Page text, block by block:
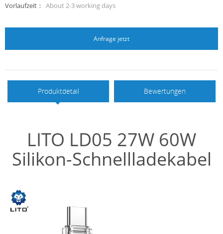
Vorlaufzeit： About 2-3 working days
Anfrage jetzt
Produktdetail Bewertungen
LITO LD05 27W 60W
Silikon-Schnellladekabel